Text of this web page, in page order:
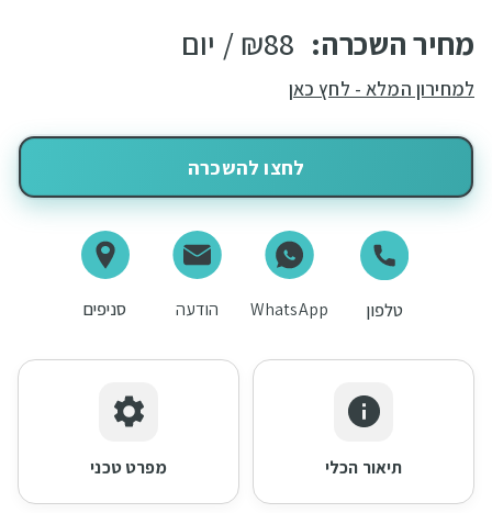
מחיר השכרה: ₪88 / יום
למחירון המלא - לחץ כאן
לחצו להשכרה
טלפון WhatsApp הודעה סניפים
תיאור הכלי מפרט טכני